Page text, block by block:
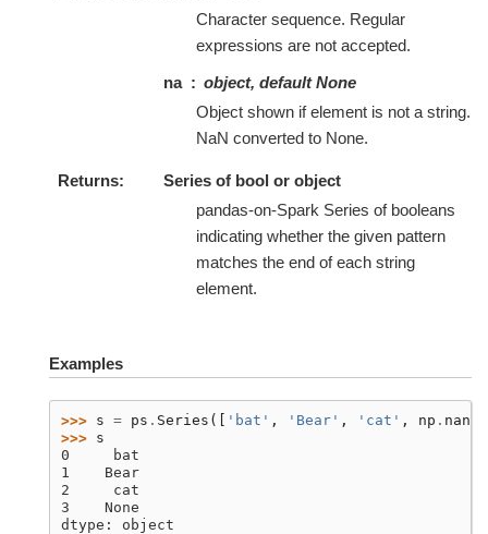
Character sequence. Regular
expressions are not accepted.
na
object, default None
Object shown if element is not a string.
NaN converted to None.
Returns
Series of bool or object
pandas-on-Spark Series of booleans
indicating whether the given pattern
matches the end of each string
element.
Examples
>>> s = ps . Series ([ 'bat' , 'Bear' , 'cat' , np . nan
>>> s
0     bat
1    Bear
2     cat
3    None
dtype: object